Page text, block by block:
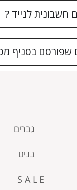
לנייד ?
בסניף
גברים
בנים
S A L E